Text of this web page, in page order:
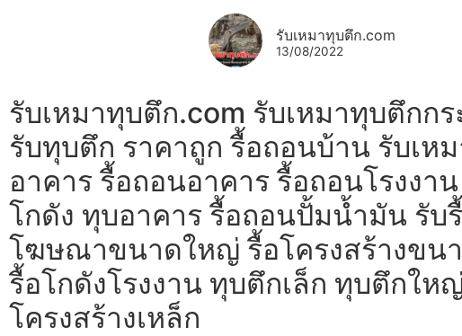
รับเหมาทุบตึก.com
13/08/2022
รับเหมาทุบตึก.com รับเหมาทุบตึกกร
รับทุบตึก ราคาถูก รื้อถอนบ้าน รับเห
อาคาร รื้อถอนอาคาร รื้อถอนโรงงา
โกดัง ทุบอาคาร รื้อถอนปั้มน้ำมัน รับ
โฆษณาขนาดใหญ่ รื้อโครงสร้างขน
รื้อโกดังโรงงาน ทุบตึกเล็ก ทุบตึกให
โครงสร้างเหล็ก